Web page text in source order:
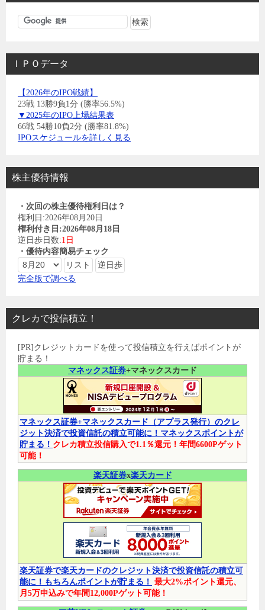
ＩＰＯデータ
【2026年のIPO戦績】
23戦 13勝9負1分 (勝率56.5%)
▼2025年のIPO上場結果表
66戦 54勝10負2分 (勝率81.8%)
IPOスケジュールを詳しく見る
株主優待情報
・次回の株主優待権利日は？
権利日:2026年08月20日
権利付き日:2026年08月18日
逆日歩日数:1日
・優待内容簡易チェック
完全版で調べる
クレカで投信積立！
[PR]クレジットカードを使って投信積立を行えばポイントが
貯まる！
マネックス証券+マネックスカード
マネックス証券+マネックスカード（アプラス発行）のクレ
ジット決済で投資信託の積立可能に！マネックスポイントが
貯まる！ クレカ積立投信購入で1.1％還元！年間6600Pゲット
可能！
楽天証券x楽天カード
楽天証券で楽天カードのクレジット決済で投資信託の積立可
能に！もちろんポイントが貯まる！ 最大2%ポイント還元、
月5万申込みで年間12,000Pゲット可能！